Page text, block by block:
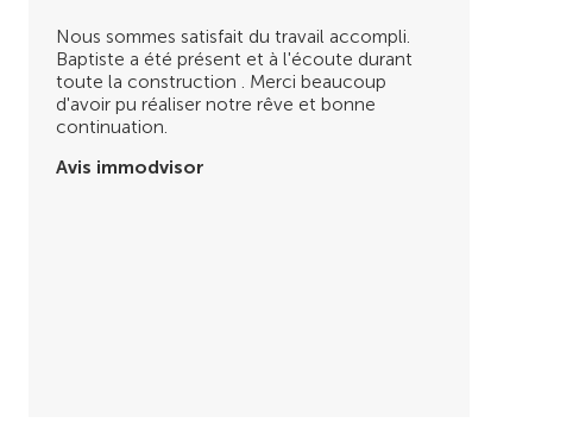
Nous sommes satisfait du travail accompli.
Baptiste a été présent et à l'écoute durant
toute la construction . Merci beaucoup
d'avoir pu réaliser notre rêve et bonne
continuation.
Avis immodvisor